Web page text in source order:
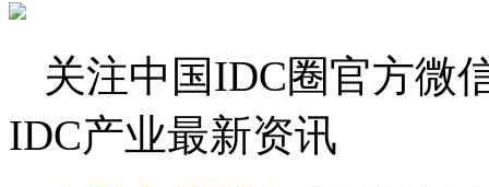
关注中国IDC圈官方微
IDC产业最新资讯